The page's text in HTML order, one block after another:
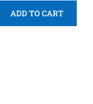
ADD TO CART